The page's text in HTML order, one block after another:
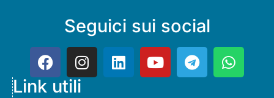
Seguici sui social
Link utili